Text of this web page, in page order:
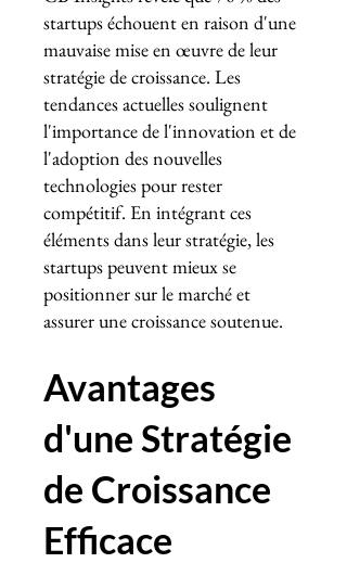
startups échouent en raison d'une
mauvaise mise en œuvre de leur
stratégie de croissance. Les
tendances actuelles soulignent
l'importance de l'innovation et de
l'adoption des nouvelles
technologies pour rester
compétitif. En intégrant ces
éléments dans leur stratégie, les
startups peuvent mieux se
positionner sur le marché et
assurer une croissance soutenue.
Avantages
d'une Stratégie
de Croissance
Efficace